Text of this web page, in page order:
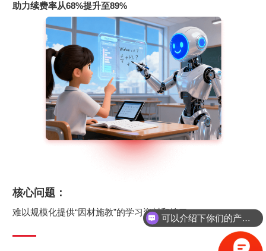
助力续费率从68%提升至89%
核心问题：
难以规模化提供“因材施教”的学习资料和练习
可以介绍下你们的产品么